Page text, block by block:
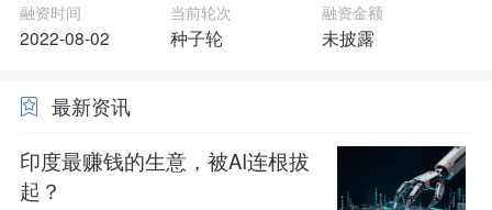
融资时间
2022-08-02
当前轮次
种子轮
融资金额
未披露
最新资讯
印度最赚钱的生意，被AI连根拔
起？